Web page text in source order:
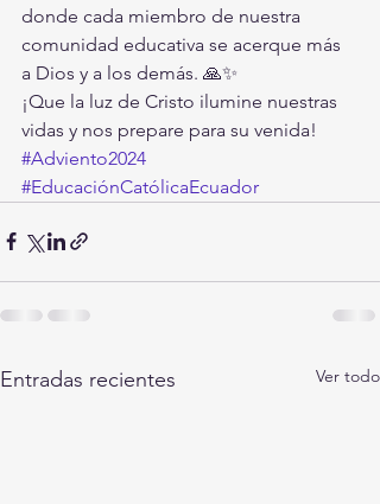
donde cada miembro de nuestra
comunidad educativa se acerque más
a Dios y a los demás. 🙏✨
¡Que la luz de Cristo ilumine nuestras
vidas y nos prepare para su venida!
#Adviento2024
#EducaciónCatólicaEcuador
Entradas recientes Ver todo